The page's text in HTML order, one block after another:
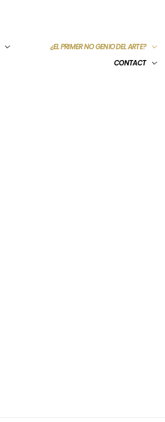
¿EL PRIMER NO GENIO DEL ARTE?
CONTACT